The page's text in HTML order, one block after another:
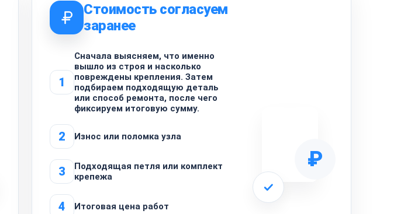
Стоимость согласуем
заранее
1
Сначала выясняем, что именно
вышло из строя и насколько
повреждены крепления. Затем
подбираем подходящую деталь
или способ ремонта, после чего
фиксируем итоговую сумму.
2 Износ или поломка узла
3
Подходящая петля или комплект
крепежа
4 Итоговая цена работ
₽